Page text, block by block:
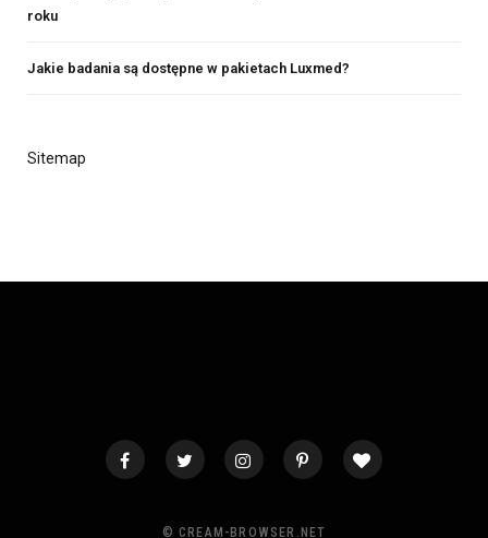
roku
Jakie badania są dostępne w pakietach Luxmed?
Sitemap
© CREAM-BROWSER.NET